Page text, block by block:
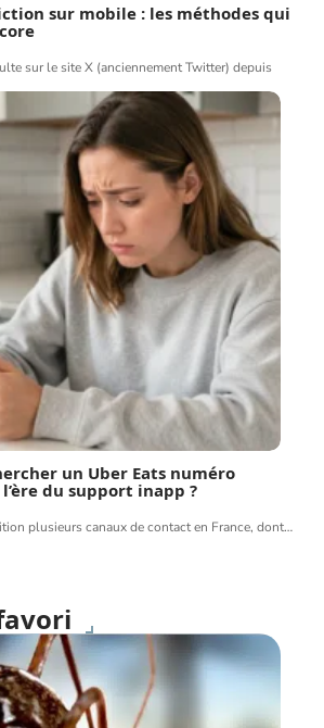
sur mobile : les méthodes qui
sur le site X (anciennement Twitter) depuis
un Uber Eats numéro
du support inapp ?
plusieurs canaux de contact en France, dont…